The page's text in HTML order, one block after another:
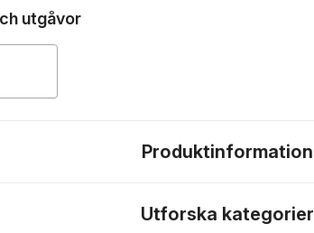
utgåvor
Produktinformation
Utforska kategorier